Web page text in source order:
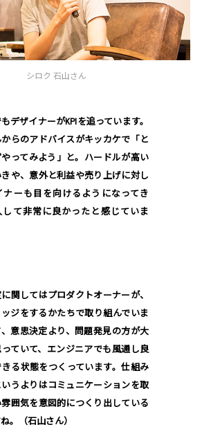
シロク 石山さん
デザイナーがKPIを追っています。
らのアドバイスがキッカケで「と
やってみよう」と。ハードルが高い
や、意外と利益や売り上げに対し
ナーも目を向けるようになってき
して非常に良かったと感じていま
関してはプロダクトオーナーが、
ジをするかたちで取り組んでいま
意思決定より、問題発見の方が大
ていて、エンジニアでも風通し良
きる状態をつくっています。仕組み
うよりはコミュニケーションを取
雰囲気を意図的につくり出している
。（石山さん）